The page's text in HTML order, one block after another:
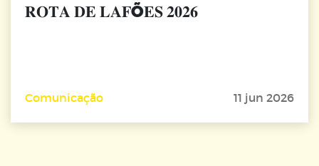
𝐑𝐎𝐓𝐀 𝐃𝐄 𝐋𝐀𝐅Õ𝐄𝐒 𝟐𝟎𝟐𝟔
Comunicação 11 jun 2026